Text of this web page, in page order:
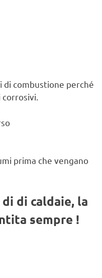
di combustione perché
prima che vengano
di caldaie, la
sempre !